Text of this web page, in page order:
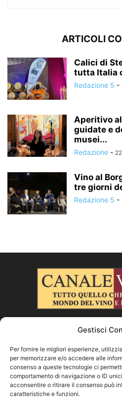
ARTICOLI
Calici di
tutta Italia
Redazione 5 -
Aperitivo
guidate e
musei...
Redazione -
Vino al
tre giorni
Redazione 5 -
CHI
Gestisci
Per fornire le migliori esperienze,
per memorizzare e/o accedere alle
consenso a queste tecnologie ci
comportamento di navigazione o ID
acconsentire o ritirare il consenso può
caratteristiche e funzioni.